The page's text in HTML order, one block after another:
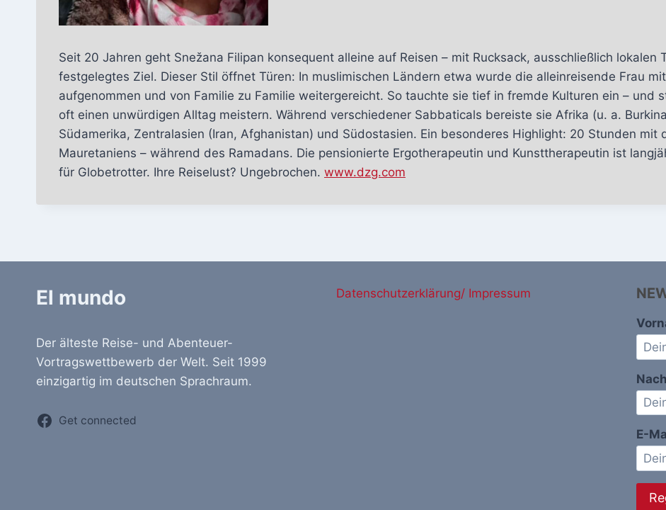
Seit 20 Jahren geht Snežana Filipan konsequent alleine auf Reisen – mit Rucksack, ausschließlich
festgelegtes Ziel. Dieser Stil öffnet Türen: In muslimischen Ländern etwa wurde die alleinreisende Frau
aufgenommen und von Familie zu Familie weitergereicht. So tauchte sie tief in fremde Kulturen ein – und
oft einen unwürdigen Alltag meistern. Während verschiedener Sabbaticals bereiste sie Afrika (u. a.
Südamerika, Zentralasien (Iran, Afghanistan) und Südostasien. Ein besonderes Highlight: 20 Stunden mit
Mauretaniens – während des Ramadans. Die pensionierte Ergotherapeutin und Kunsttherapeutin ist
für Globetrotter. Ihre Reiselust? Ungebrochen. www.dzg.com
El mundo
Der älteste Reise- und Abenteuer-
Vortragswettbewerb der Welt. Seit 1999
einzigartig im deutschen Sprachraum.
Get connected
Datenschutzerklärung/ Impressum
E-